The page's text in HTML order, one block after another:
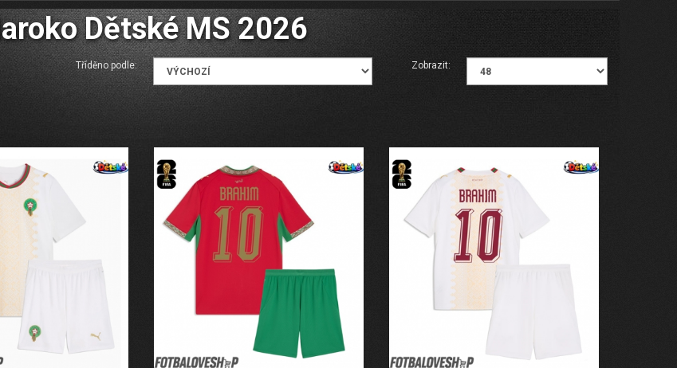
Dětské MS 2026
Tříděno podle: Zobrazit: